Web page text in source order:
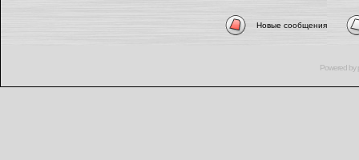
Новые сообщения
Powered by